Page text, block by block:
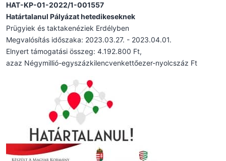
HAT-KP-01-2022/1-001557
Határtalanul Pályázat hetedikeseknek
Prügyiek és taktakenéziek Erdélyben
Megvalósítás időszaka: 2023.03.27. - 2023.04.01.
Elnyert támogatási összeg: 4.192.800 Ft,
azaz Négymillió-egyszázkilencvenkettőezer-nyolcszáz Ft